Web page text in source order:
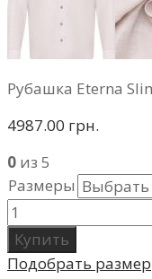
Рубашка Eterna
4987.00 грн.
0 из 5
Размеры
Купить
Подобрать размер